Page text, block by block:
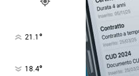
21.1 °
18.4°